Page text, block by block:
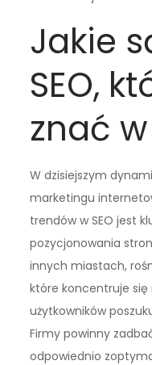
Jakie
SEO,
znać
W dzisiejszym
marketingu
trendów w SEO jest
pozycjonowania
innych miastach,
które koncentruje
użytkowników
Firmy powinny
odpowiednio